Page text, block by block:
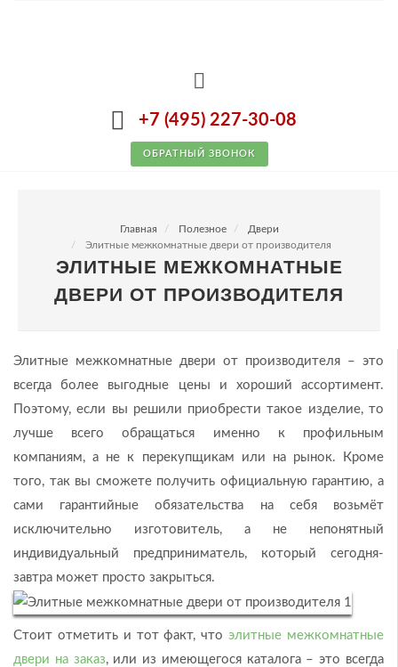
+7 (495) 227-30-08
ОБРАТНЫЙ ЗВОНОК
Главная Полезное
Двери
Элитные межкомнатные двери от производителя
ЭЛИТНЫЕ МЕЖКОМНАТНЫЕ
ДВЕРИ ОТ ПРОИЗВОДИТЕЛЯ
Элитные межкомнатные двери от производителя – это
всегда более выгодные цены и хороший ассортимент.
Поэтому, если вы решили приобрести такое изделие, то
лучше всего обращаться именно к профильным
компаниям, а не к перекупщикам или на рынок. Кроме
того, так вы сможете получить официальную гарантию, а
сами гарантийные обязательства на себя возьмёт
исключительно изготовитель, а не непонятный
индивидуальный предприниматель, который сегодня-
завтра может просто закрыться.
Стоит отметить и тот факт, чтоэлитные межкомнатные
двери на заказ, или из имеющегося каталога – это всегда